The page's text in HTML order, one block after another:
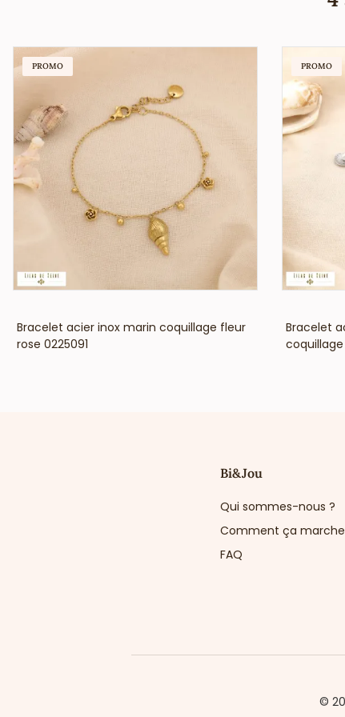
Bracelet acier inox marin coquillage fleur
rose 0225091
PROMO
Bracelet
coquillage
PROMO
Bi&Jou
Qui sommes-nous ?
Comment ça
FAQ
©